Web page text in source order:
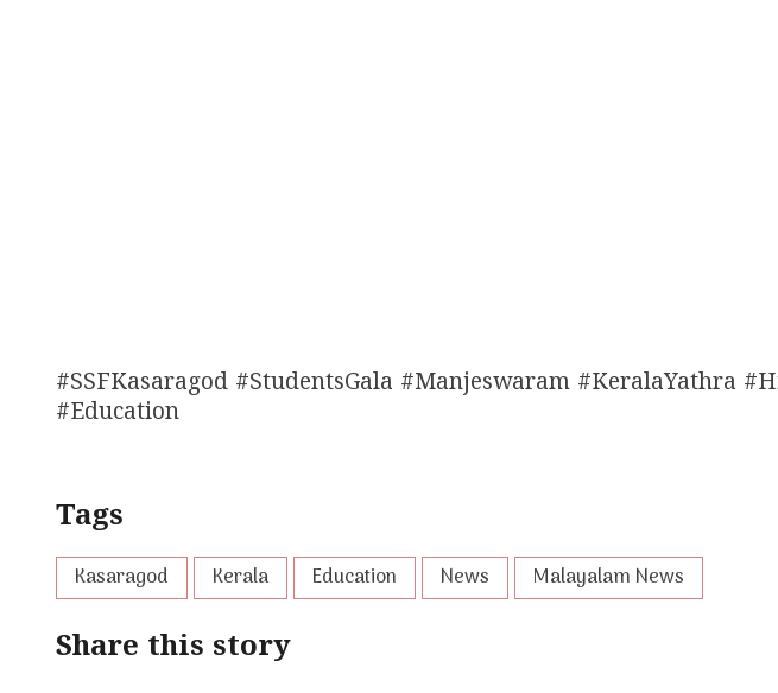
#SSFKasaragod #StudentsGala #Manjeswaram #KeralaYathra
#Education
Tags
Kasaragod Kerala Education News Malayalam News
Share this story